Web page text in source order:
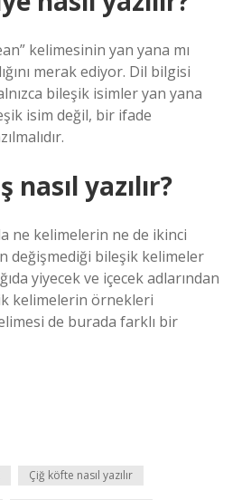
kelimesinin yan yana mı
merak ediyor. Dil bilgisi
bileşik isimler yan yana
isim değil, bir ifade
yazılır?
ne kelimelerin ne de ikinci
değişmediği bileşik kelimeler
yiyecek ve içecek adlarından
kelimelerin örnekleri
de burada farklı bir
Çiğ köfte nasıl yazılır